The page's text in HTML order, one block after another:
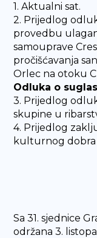
1. Aktualni sat.
2. Prijedlog
provedbu
samouprave
pročišćavanja
Orlec na otoku
Odluka o
3. Prijedlog
skupine u
4. Prijedlog
kulturnog dobra
Sa 31. sjednice
održana 3.